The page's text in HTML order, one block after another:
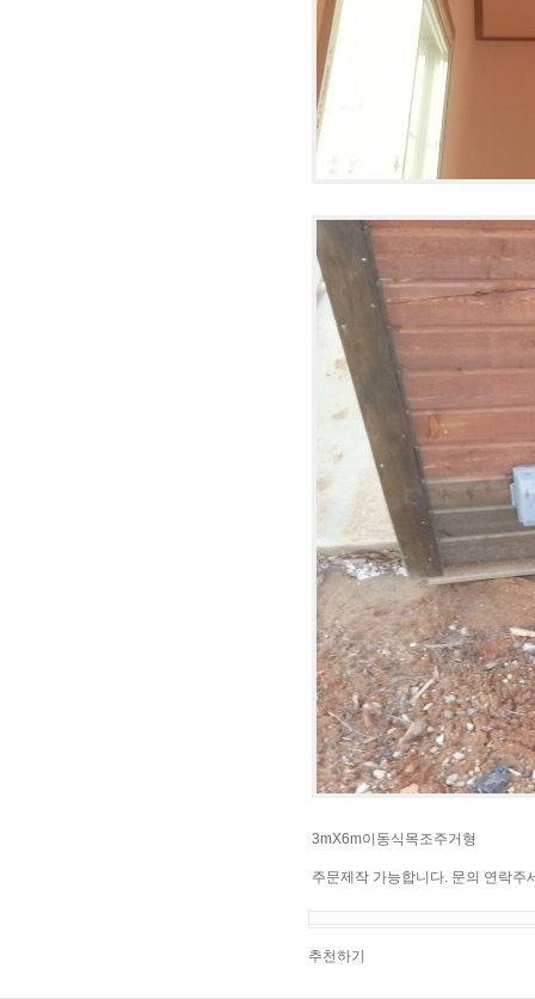
3mX6m이동식목조주거형
주문제작 가능합니다. 문의 연락주
추천하기